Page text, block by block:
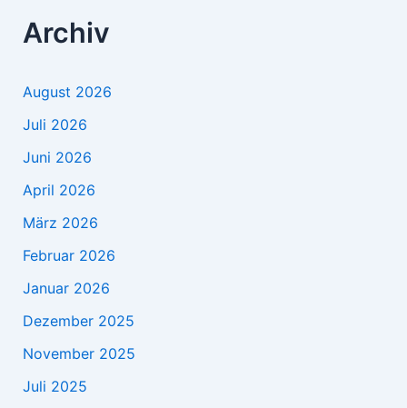
Archiv
August 2026
Juli 2026
Juni 2026
April 2026
März 2026
Februar 2026
Januar 2026
Dezember 2025
November 2025
Juli 2025